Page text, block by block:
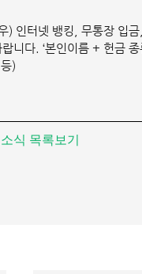
인터넷 뱅킹, 무통장 입금
니다. ‘본인이름 + 헌금
)
식 목록보기